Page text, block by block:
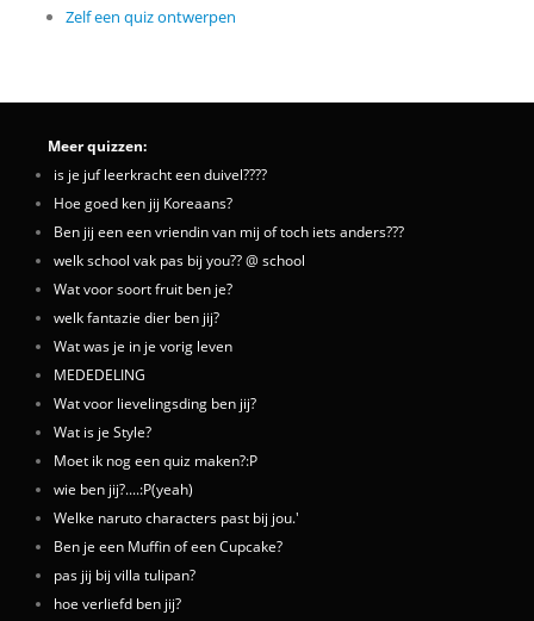
Zelf een quiz ontwerpen
Meer quizzen:
is je juf leerkracht een duivel????
Hoe goed ken jij Koreaans?
Ben jij een een vriendin van mij of toch iets anders???
welk school vak pas bij you?? @ school
Wat voor soort fruit ben je?
welk fantazie dier ben jij?
Wat was je in je vorig leven
MEDEDELING
Wat voor lievelingsding ben jij?
Wat is je Style?
Moet ik nog een quiz maken?:P
wie ben jij?....:P(yeah)
Welke naruto characters past bij jou.'
Ben je een Muffin of een Cupcake?
pas jij bij villa tulipan?
hoe verliefd ben jij?